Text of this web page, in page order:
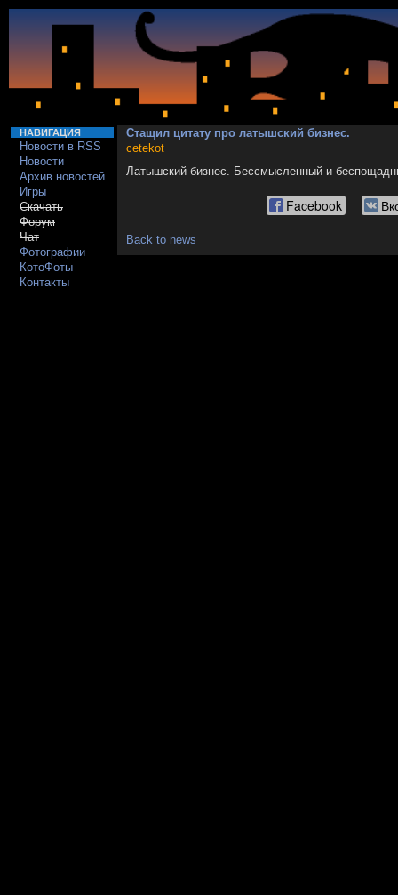
НАВИГАЦИЯ
Новости в RSS
Новости
Архив новостей
Игры
Скачать
Форум
Чат
Фотографии
КотоФоты
Контакты
Стащил цитату про латышский бизнес.
cetekot
Латышский бизнес. Бессмысленный и
Facebook
Back to news